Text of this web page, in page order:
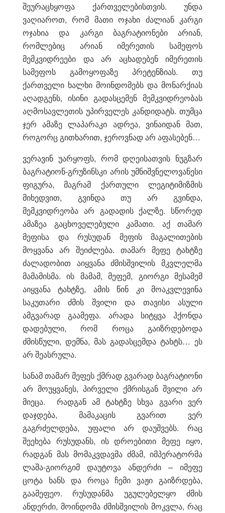
შეურაცხყოფა ქართველებისთვის. უნდა
ვაღიაროთ, რომ მათი ოჯახი ძალიან კარგი
ოჯახია და კარგი ბაგრატიონები არიან,
რომლებიც არიან იმერეთის სამეფოს
მემკვიდრეები და არ აცხადებენ იმერეთის
სამეფოს გამოყოფაზე პრეტენზიას. თუ
ქართველი ხალხი მოინდომებს და მონარქიას
აღადგენს, ისინი გადასცემენ მემკვიდრეობას
აღმოსავლეთის უპირველეს კანდიდატს. თუმცა
ჯერ ამაზე ლაპარაკი ადრეა, ვინაიდან მათ,
როგორც გითხარით, ჯეროვნად არ აფასებენ…
ვერავინ უარყოფს, რომ დღეისათვის ნუგზარ
ბაგრატიონ-გრუზინსკი არის უმნიშვნელოვანესი
ფიგურა, მაგრამ ქართული ლეგიტიმიზმის
მიხედვით, გვინდა თუ არ გვინდა,
მემკვიდრეობა არ გადადის ქალზე. სწორედ
ამაზეა გაცხოველებული კამათი. აქ თამარ
მეფისა და რუსუდან მეფის მაგალითების
მოყვანა არ შეიძლება. თამარ მეფე ტახტზე
ძალადობით აიყვანა ძმისშვილის მკვლელმა
მამამისმა. ის მამამ, მეფემ, გიორგი მესამემ
აიყვანა ტახტზე, ამის წინ კი მოაკვლევინა
საკუთარი ძმის შვილი და თავისი ასული
ამგვარად გაამეფა. არადა სიტყვა ჰქონდა
დადებული, რომ როცა გაიზრდებოდა
ძმისწული, დემნა, მას გადასცემდა ტახტს… ეს
არ შეასრულა.
სანამ თამარ მეფეს ქმრად გვარად ბაგრატიონი
არ მოუყვანეს, პირველი ქმრისგან შვილი არ
მიეცა. რადგან ამ ტახტზე სხვა გვარი ვერ
დაჯდება, მამაკაცის გვარით ვერ
გაგრძელდება, უფალი არ დაუშვებს. რაც
შეეხება რუსუდანს, ის დროებითი მეფე იყო,
რადგან მას მომაკვდავმა ძმამ, იმპერატორმა
ლაშა-გიორგიმ დაუტოვა ანდერძი – იმეფე
ცოტა ხანს და როცა ჩემი ვაჟი გაიზრდება,
გაამეფეო. რუსუდანმა უგულებელყო ძმის
ანდერძი, მოინდომა ძმისშვილის მოკვლა, რაც